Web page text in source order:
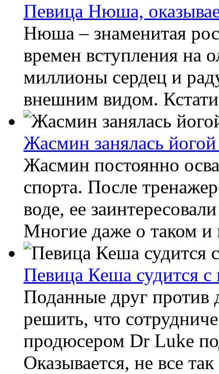
Певица Нюша,
Нюша – знаменитая
времен вступления на
миллионы сердец и
внешним видом.
Жасмин занялась йогой
Жасмин постоянно
спорта. После
воде, ее
Многие даже о таком
Певица Кеша судится
Поданные друг против
решить, что
продюсером Dr Luke
Оказывается, не все